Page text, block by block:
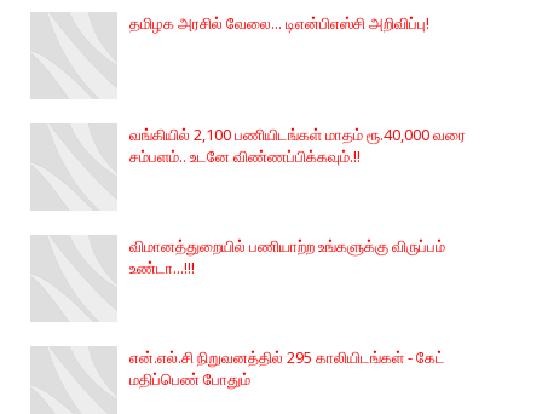
தமிழக அரசில் வேலை... டிஎன்பிஎஸ்சி அறிவிப்பு!
வங்கியில் 2,100 பணியிடங்கள் மாதம் ரூ.40,000 வரை
சம்பளம்.. உடனே விண்ணப்பிக்கவும்.!!
விமானத்துறையில் பணியாற்ற உங்களுக்கு விருப்பம்
உண்டா...!!!
என்.எல்.சி நிறுவனத்தில் 295 காலியிடங்கள் - கேட்
மதிப்பெண் போதும்